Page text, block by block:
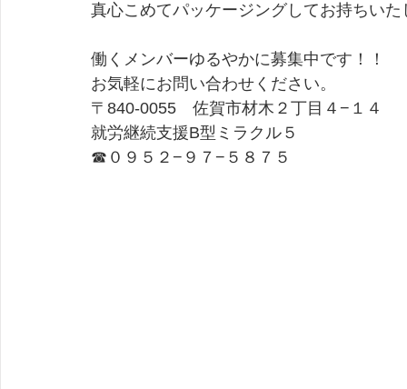
真心こめてパッケージングしてお持ちいた
働くメンバーゆるやかに募集中です！！
お気軽にお問い合わせください。
〒840-0055　佐賀市材木２丁目４−１４
就労継続支援B型ミラクル５
☎０９５２−９７−５８７５